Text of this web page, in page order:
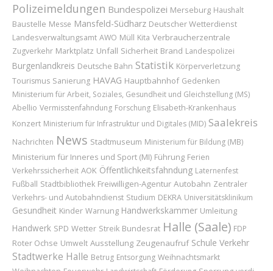
Polizeimeldungen Bundespolizei Merseburg Haushalt
Baustelle Messe Mansfeld-Südharz Deutscher Wetterdienst
Landesverwaltungsamt AWO Müll Kita Verbraucherzentrale
Zugverkehr Marktplatz Unfall Sicherheit Brand Landespolizei
Burgenlandkreis Deutsche Bahn Statistik Körperverletzung
Tourismus Sanierung HAVAG Hauptbahnhof Gedenken
Ministerium für Arbeit, Soziales, Gesundheit und Gleichstellung (MS)
Abellio Vermisstenfahndung Forschung Elisabeth-Krankenhaus
Konzert Ministerium für Infrastruktur und Digitales (MID) Saalekreis
Nachrichten News Stadtmuseum Ministerium für Bildung (MB)
Ministerium für Inneres und Sport (MI) Führung Ferien
Verkehrssicherheit AOK Öffentlichkeitsfahndung Laternenfest
Fußball Stadtbibliothek Freiwilligen-Agentur Autobahn Zentraler
Verkehrs- und Autobahndienst Studium DEKRA Universitätsklinikum
Gesundheit Kinder Warnung Handwerkskammer Umleitung
Handwerk SPD Wetter Streik Bundesrat Halle (Saale) FDP
Roter Ochse Umwelt Ausstellung Zeugenaufruf Schule Verkehr
Stadtwerke Halle Betrug Entsorgung Weihnachtsmarkt